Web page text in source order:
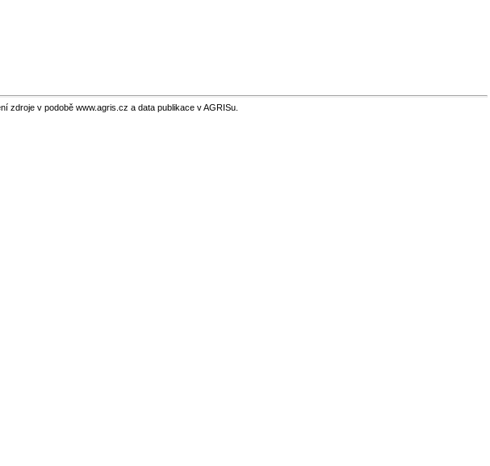
zdroje v podobě www.agris.cz a data publikace v AGRISu.